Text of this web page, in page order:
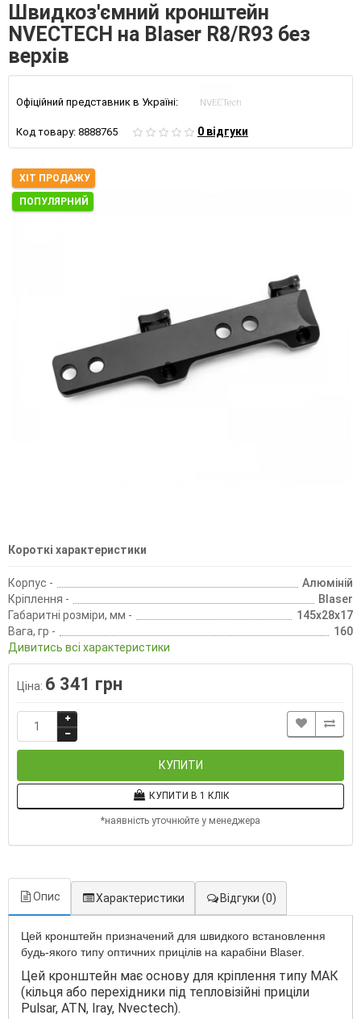
Швидкоз'ємний кронштейн
NVECTECH на Blaser R8/R93 без
верхів
Офіційний представник в Україні:
Код товару: 8888765 0 відгуки
ХІТ ПРОДАЖУ
ПОПУЛЯРНИЙ
Короткі характеристики
Корпус -
Алюміній
Кріплення -
Blaser
Габаритні розміри, мм -
145х28х17
Вага, гр -
160
Дивитись всі характеристики
Ціна: 6 341 грн
КУПИТИ
КУПИТИ В 1 КЛІК
*наявність уточнюйте у менеджера
Опис Характеристики Відгуки (0)
Цей кронштейн призначений для швидкого встановлення
будь-якого типу оптичних прицілів на карабіни Blaser.
Цей кронштейн має основу для кріплення типу МАК
(кільця або перехідники під тепловізійні приціли
Pulsar, ATN, Iray, Nvectech).